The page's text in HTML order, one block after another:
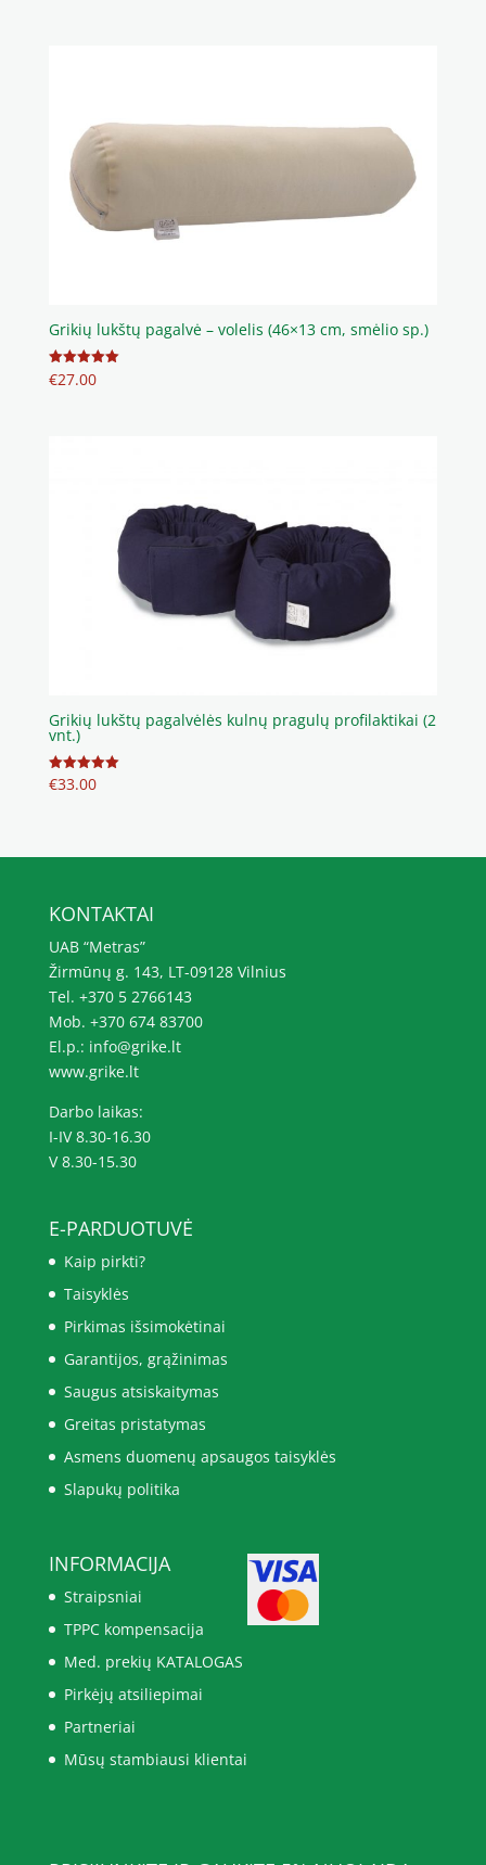
Grikių lukštų pagalvė – volelis (46×13 cm, smėlio sp.)
Įvertinimas:
5.00
€27.00
Grikių lukštų pagalvėlės kulnų pragulų profilaktikai (2
vnt.)
Įvertinimas:
5.00
€33.00
KONTAKTAI
UAB “Metras”
Žirmūnų g. 143, LT-09128 Vilnius
Tel. +370 5 2766143
Mob. +370 674 83700
El.p.: info@grike.lt
www.grike.lt
Darbo laikas:
I-IV 8.30-16.30
V 8.30-15.30
E-PARDUOTUVĖ
Kaip pirkti?
Taisyklės
Pirkimas išsimokėtinai
Garantijos, grąžinimas
Saugus atsiskaitymas
Greitas pristatymas
Asmens duomenų apsaugos taisyklės
Slapukų politika
INFORMACIJA
Straipsniai
TPPC kompensacija
Med. prekių KATALOGAS
Pirkėjų atsiliepimai
Partneriai
Mūsų stambiausi klientai